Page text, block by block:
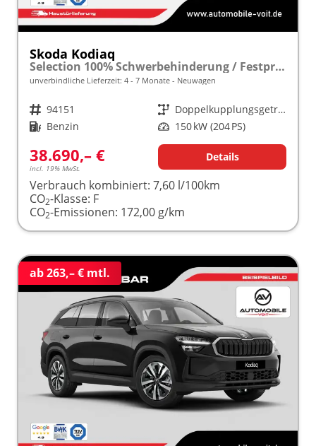
Skoda Kodiaq
Selection 100% Schwerbehinderung / Festpreisgarantie* Modelljahr 2.0 TSI 204 PS DSG 4x4 "Sonderangebot bei Schwerbehinderung" frei konfigurierbar!
unverbindliche Lieferzeit: 4 - 7 Monate Neuwagen
Fahrzeugnr. 94151 Getriebe
Doppelkupplungsgetriebe (DSG)
Kraftstoff Benzin Leistung 150 kW (204 PS)
38.690,– €
incl. 19% MwSt.
Details
Verbrauch kombiniert: 7,60 l/100km
CO2-Klasse: F
CO2-Emissionen: 172,00 g/km
ab 263,– € mtl.